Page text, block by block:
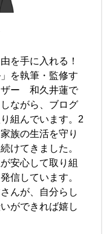
を手に入れる！
を執筆・監修す
ザー 和久井蓮で
ながら、ブログ
組んでいます。2
族の生活を守り
けてきました。
安心して取り組
信しています。
んが、自分らし
ができれば嬉し